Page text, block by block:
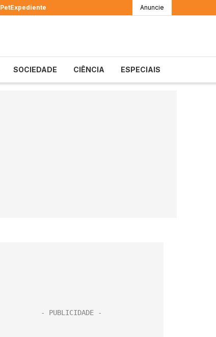
PetExpediente Anuncie
SOCIEDADE CIÊNCIA ESPECIAIS